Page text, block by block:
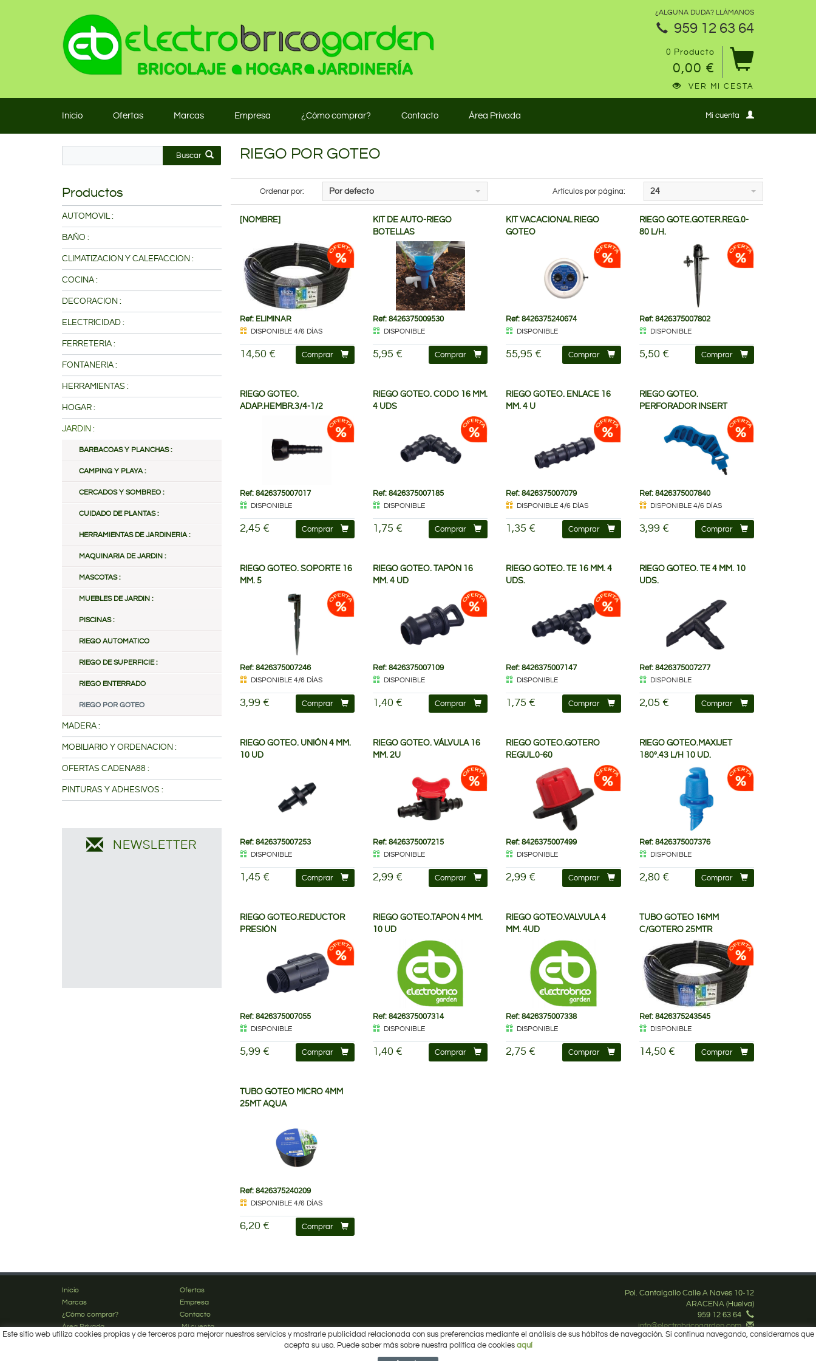
¿ALGUNA DUDA? LLÁMANOS
959 12 63 64
0 Producto
0,00 €
VER MI CESTA
Inicio Ofertas Marcas Empresa ¿Cómo comprar? Contacto Área Privada Mi cuenta
Buscar
Productos
AUTOMOVIL :
BAÑO :
CLIMATIZACION Y CALEFACCION :
COCINA :
DECORACION :
ELECTRICIDAD :
FERRETERIA :
FONTANERIA :
HERRAMIENTAS :
HOGAR :
JARDIN :
BARBACOAS Y PLANCHAS :
CAMPING Y PLAYA :
CERCADOS Y SOMBREO :
CUIDADO DE PLANTAS :
HERRAMIENTAS DE JARDINERIA :
MAQUINARIA DE JARDIN :
MASCOTAS :
MUEBLES DE JARDIN :
PISCINAS :
RIEGO AUTOMATICO
RIEGO DE SUPERFICIE :
RIEGO ENTERRADO
RIEGO POR GOTEO
MADERA :
MOBILIARIO Y ORDENACION :
OFERTAS CADENA88 :
PINTURAS Y ADHESIVOS :
NEWSLETTER
RIEGO POR GOTEO
Ordenar por: Por defecto Artículos por página: 24
[NOMBRE]
Ref: ELIMINAR
DISPONIBLE 4/6 DÍAS
14,50 € Comprar
KIT DE AUTO-RIEGO
BOTELLAS
Ref: 8426375009530
DISPONIBLE
5,95 € Comprar
KIT VACACIONAL RIEGO
GOTEO
Ref: 8426375240674
DISPONIBLE
55,95 € Comprar
RIEGO GOTE.GOTER.REG.0-
80 L/H.
Ref: 8426375007802
DISPONIBLE
5,50 € Comprar
RIEGO GOTEO.
ADAP.HEMBR.3/4-1/2
Ref: 8426375007017
DISPONIBLE
2,45 € Comprar
RIEGO GOTEO. CODO 16 MM.
4 UDS
Ref: 8426375007185
DISPONIBLE
1,75 € Comprar
RIEGO GOTEO. ENLACE 16
MM. 4 U
Ref: 8426375007079
DISPONIBLE 4/6 DÍAS
1,35 € Comprar
RIEGO GOTEO.
PERFORADOR INSERT
Ref: 8426375007840
DISPONIBLE 4/6 DÍAS
3,99 € Comprar
RIEGO GOTEO. SOPORTE 16
MM. 5
Ref: 8426375007246
DISPONIBLE 4/6 DÍAS
3,99 € Comprar
RIEGO GOTEO. TAPÓN 16
MM. 4 UD
Ref: 8426375007109
DISPONIBLE
1,40 € Comprar
RIEGO GOTEO. TE 16 MM. 4
UDS.
Ref: 8426375007147
DISPONIBLE
1,75 € Comprar
RIEGO GOTEO. TE 4 MM. 10
UDS.
Ref: 8426375007277
DISPONIBLE
2,05 € Comprar
RIEGO GOTEO. UNIÓN 4 MM.
10 UD
Ref: 8426375007253
DISPONIBLE
1,45 € Comprar
RIEGO GOTEO. VÁLVULA 16
MM. 2U
Ref: 8426375007215
DISPONIBLE
2,99 € Comprar
RIEGO GOTEO.GOTERO
REGUL.0-60
Ref: 8426375007499
DISPONIBLE
2,99 € Comprar
RIEGO GOTEO.MAXIJET
180º.43 L/H 10 UD.
Ref: 8426375007376
DISPONIBLE
2,80 € Comprar
RIEGO GOTEO.REDUCTOR
PRESIÓN
Ref: 8426375007055
DISPONIBLE
5,99 € Comprar
RIEGO GOTEO.TAPON 4 MM.
10 UD
Ref: 8426375007314
DISPONIBLE
1,40 € Comprar
RIEGO GOTEO.VALVULA 4
MM. 4UD
Ref: 8426375007338
DISPONIBLE
2,75 € Comprar
TUBO GOTEO 16MM
C/GOTERO 25MTR
Ref: 8426375243545
DISPONIBLE
14,50 € Comprar
TUBO GOTEO MICRO 4MM
25MT AQUA
Ref: 8426375240209
DISPONIBLE 4/6 DÍAS
6,20 € Comprar
Inicio
Ofertas
Marcas
Empresa
¿Cómo comprar?
Contacto
Área Privada
Mi cuenta
Pol. Cantalgallo Calle A Naves 10-12
ARACENA (Huelva)
959 12 63 64
info@electrobricogarden.com
Síguenos en Facebook
Este sitio web utiliza cookies propias y de terceros para mejorar nuestros servicios y mostrarle publicidad relacionada con sus preferencias mediante el análisis de sus hábitos de navegación. Si continua navegando, consideramos que
acepta su uso. Puede saber más sobre nuestra política de cookies aquí